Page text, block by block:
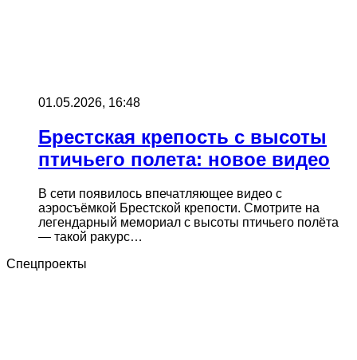
01.05.2026, 16:48
Брестская крепость с высоты
птичьего полета: новое видео
В сети появилось впечатляющее видео с
аэросъёмкой Брестской крепости. Смотрите на
легендарный мемориал с высоты птичьего полёта
— такой ракурс…
Спецпроекты